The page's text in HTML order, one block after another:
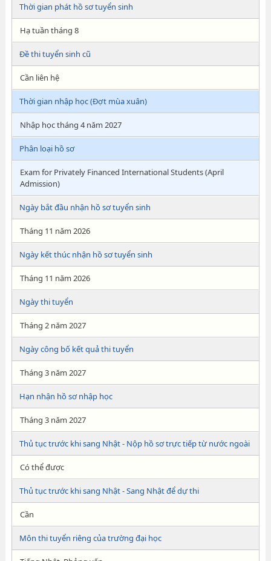
Thời gian phát hồ sơ tuyển sinh
Hạ tuần tháng 8
Đề thi tuyển sinh cũ
Cần liên hệ
Thời gian nhập học (Đợt mùa xuân)
Nhập học tháng 4 năm 2027
Phân loại hồ sơ
Exam for Privately Financed International Students (April
Admission)
Ngày bắt đầu nhận hồ sơ tuyển sinh
Tháng 11 năm 2026
Ngày kết thúc nhận hồ sơ tuyển sinh
Tháng 11 năm 2026
Ngày thi tuyển
Tháng 2 năm 2027
Ngày công bố kết quả thi tuyển
Tháng 3 năm 2027
Hạn nhận hồ sơ nhập học
Tháng 3 năm 2027
Thủ tục trước khi sang Nhật - Nộp hồ sơ trực tiếp từ nước ngoài
Có thể được
Thủ tục trước khi sang Nhật - Sang Nhật để dự thi
Cần
Môn thi tuyển riêng của trường đại học